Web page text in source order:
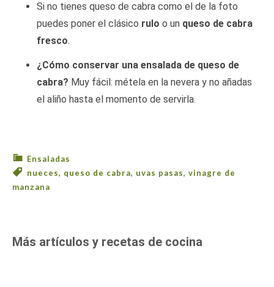
Si no tienes queso de cabra como el de la foto
puedes poner el clásico rulo o un queso de cabra
fresco.
¿Cómo conservar una ensalada de queso de
cabra? Muy fácil: métela en la nevera y no añadas
el aliño hasta el momento de servirla.
Ensaladas
nueces, queso de cabra, uvas pasas, vinagre de
manzana
Más artículos y recetas de cocina